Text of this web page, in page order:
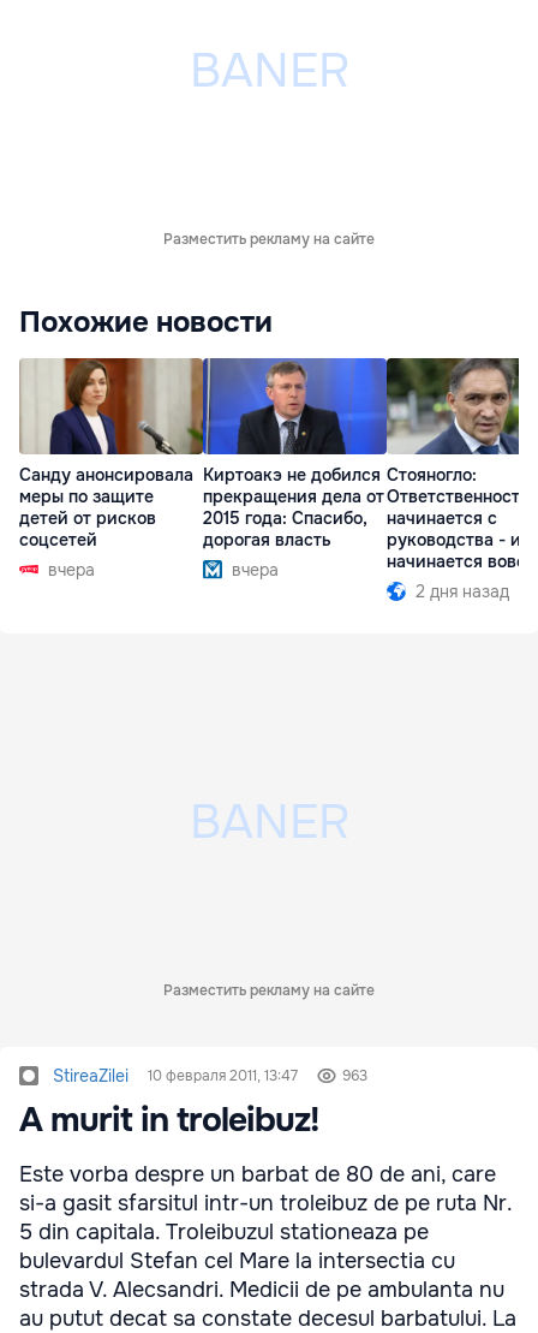
Разместить рекламу на сайте
Похожие новости
Санду анонсировала
меры по защите
детей от рисков
соцсетей
вчера
Киртоакэ не добился
прекращения дела от
2015 года: Спасибо,
дорогая власть
вчера
Стояногло:
Ответственность
начинается с
руководства -
начинается вовсе
2 дня назад
Разместить рекламу на сайте
StireaZilei 10 февраля 2011, 13:47 963
A murit in troleibuz!
Este vorba despre un barbat de 80 de ani, care
si-a gasit sfarsitul intr-un troleibuz de pe ruta Nr.
5 din capitala. Troleibuzul stationeaza pe
bulevardul Stefan cel Mare la intersectia cu
strada V. Alecsandri. Medicii de pe ambulanta nu
au putut decat sa constate decesul barbatului. La